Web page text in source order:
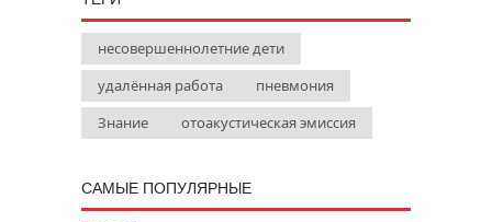
несовершеннолетние дети
удалённая работа
пневмония
Знание
отоакустическая эмиссия
САМЫЕ ПОПУЛЯРНЫЕ